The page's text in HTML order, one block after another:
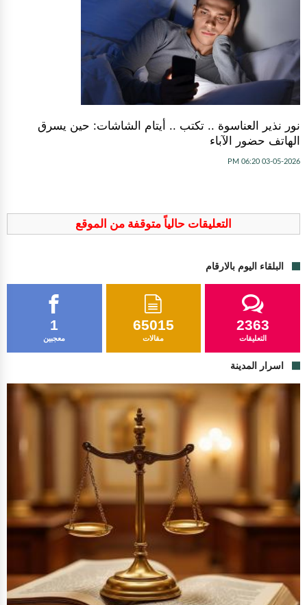
نور نذير العناسوة .. تكتب .. أيتام الشاشات: حين يسرق
الهاتف حضور الآباء
03-05-2026 06:20 PM
التعليقات حالياً متوقفة من الموقع
البلقاء اليوم بالارقام
1
معجبين
65015
مقالات
2363
التعليقات
اسرار المدينة